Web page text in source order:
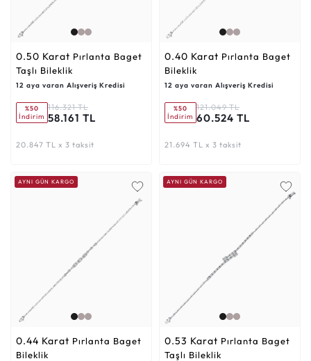
0.50 Karat
Taşlı Bileklik
12 aya varan Alışveriş Kredisi
%50
İndirim
116.321 TL
58.161 TL
20.847 TL x 3 taksit
0.40 Karat
Bileklik
12 aya varan Alışveriş Kredisi
%50
İndirim
121.049 TL
60.524 TL
21.694 TL x 3 taksit
AYNI GÜN KARGO
0.44 Karat
Bileklik
AYNI GÜN KARGO
0.53 Karat
Taşlı Bileklik